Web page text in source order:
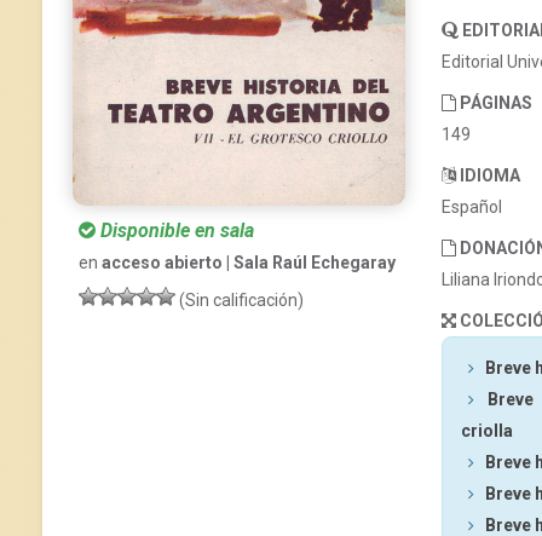
Disponible en sala
en acceso abierto | Sala Raúl Echegaray
(Sin calificación)
Editorial
PÁGINAS
149
IDIOMA
Español
Liliana
Breve
criolla
Breve
Breve
Breve